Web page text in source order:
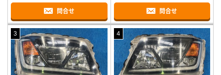
問合せ 問合せ
3 4